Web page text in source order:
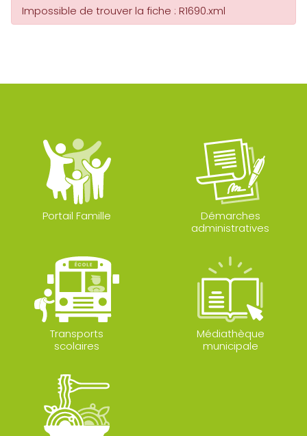
Impossible de trouver la fiche : R1690.xml
Portail Famille
Démarches
administratives
Transports
scolaires
Médiathèque
municipale